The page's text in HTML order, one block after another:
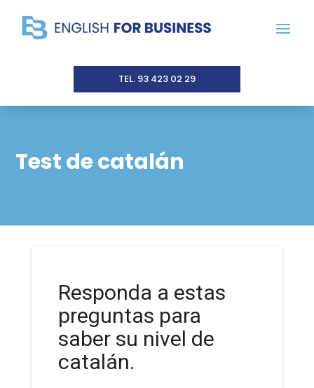
TEL. 93 423 02 29
Test de catalán
Responda a estas
preguntas para
saber su nivel de
catalán.